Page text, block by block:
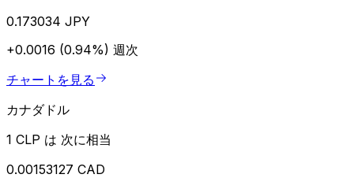
0.173034 JPY
+0.0016 (0.94%) 週次
チャートを見る
カナダドル
1 CLP は 次に相当
0.00153127 CAD